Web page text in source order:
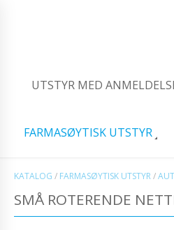
UTSTYR MED
FARMASØYTISK UTSTYR
KATALOG / FARMASØYTISK UTSTYR/
SMÅ ROTERENDE